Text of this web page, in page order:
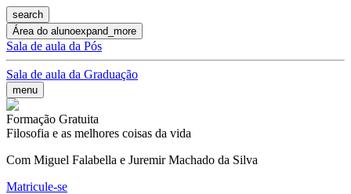
search
Área do alunoexpand_more
Sala de aula da Pós
Sala de aula da Graduação
menu
Formação Gratuita
Filosofia e as melhores coisas da vida
Com Miguel Falabella e Juremir Machado da Silva
Matricule-se